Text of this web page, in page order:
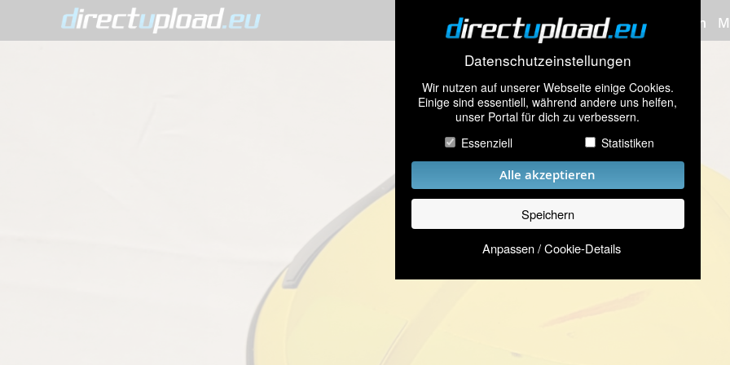
Datenschutzeinstellungen
Wir nutzen auf unserer Webseite einige Cookies.
Einige sind essentiell, während andere uns helfen,
unser Portal für dich zu verbessern.
Essenziell
Statistiken
Alle akzeptieren
Speichern
Anpassen / Cookie-Details
Bilder hochladen